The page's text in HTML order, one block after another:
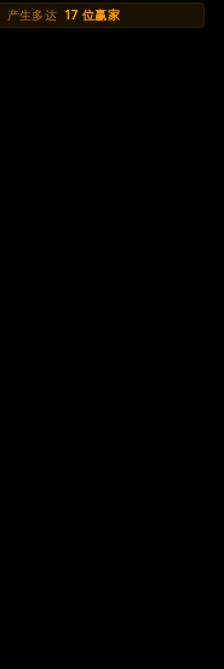
产生多达 17 位赢家